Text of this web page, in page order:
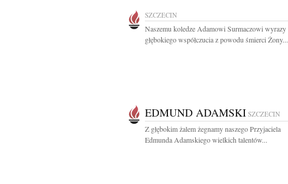
SZCZECIN
Naszemu koledze Adamowi Surmaczowi wyrazy
głębokiego współczucia z powodu śmierci Żony...
EDMUND ADAMSKI SZCZECIN
Z głębokim żalem żegnamy naszego Przyjaciela
Edmunda Adamskiego wielkich talentów...